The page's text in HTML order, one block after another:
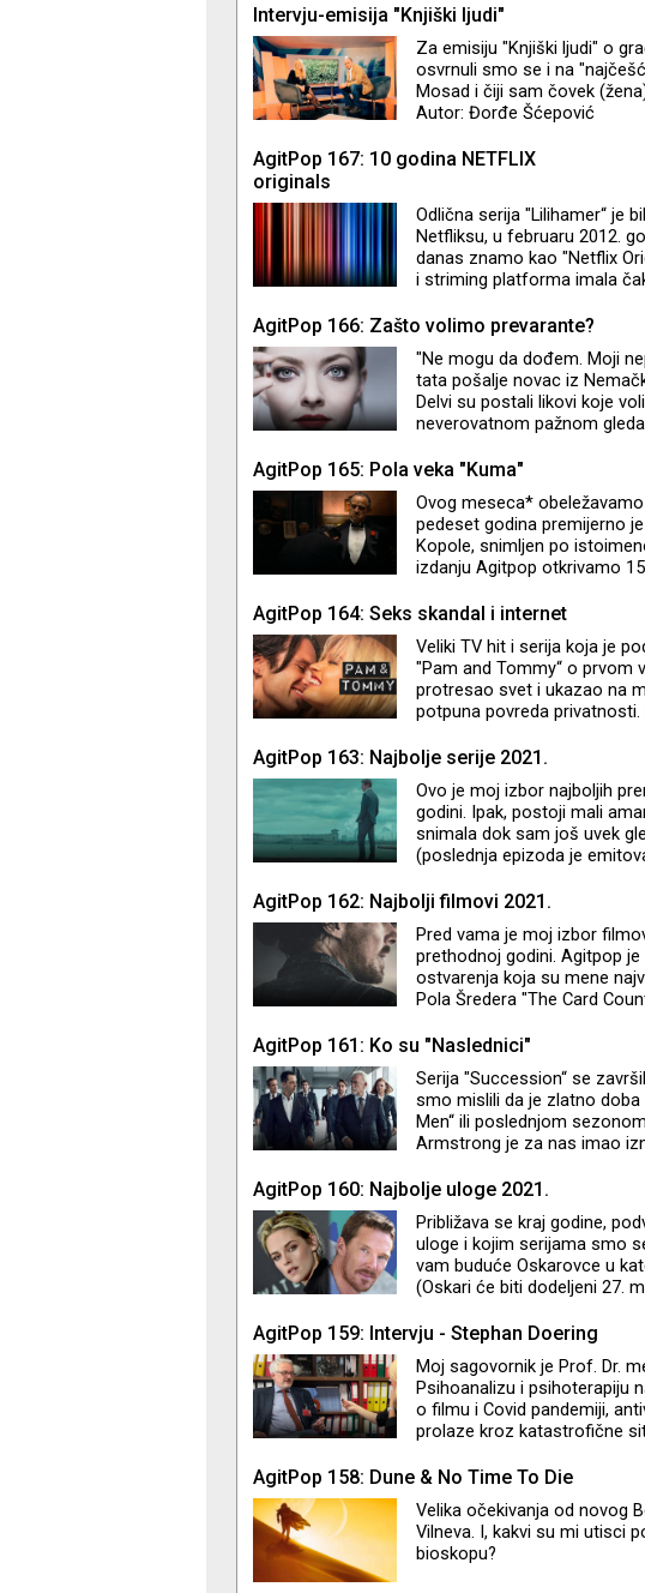
mi je provrio od novotarija
epizode. Ali hajde da ne
(Emisija
Intervju-emisija "Knjiški ljudi"
Za emisiju "Knjiški ljudi" o
osvrnuli smo se i na
Mosad i čiji sam čovek
Autor: Đorđe Šćepović
AgitPop 167: 10 godina NETFLIX
originals
Odlična serija "Lilihamer“ je
Netfliksu, u februaru 2012.
danas znamo kao "Netflix
i striming platforma imala
sezone serija u kratkoj ali
AgitPop 166: Zašto volimo prevarante?
"Ne mogu da dođem. Moji
tata pošalje novac iz
Delvi su postali likovi koje
neverovatnom pažnom
ljudi slični nama, koji su za
Adam i Rebecca Neumann
AgitPop 165: Pola veka "Kuma"
Ovog meseca*
pedeset godina premijerno
Kopole, snimljen po
izdanju Agitpop otkrivamo
AgitPop 164: Seks skandal i internet
Veliki TV hit i serija koja je
"Pam and Tommy“ o prvom
protresao svet i ukazao na
potpuna povreda
dokumentarac. Reditelj je
AgitPop 163: Najbolje serije 2021.
Ovo je moj izbor najboljih
godini. Ipak, postoji mali
snimala dok sam još uvek
(poslednja epizoda je
na trećem mestu godišnje
znaju kao reditelja "This is
AgitPop 162: Najbolji filmovi 2021.
Pred vama je moj izbor
prethodnoj godini. Agitpop
ostvarenja koja su mene
Pola Šredera "The Card
AgitPop 161: Ko su "Naslednici"
Serija "Succession“ se
smo mislili da je zlatno
Men“ ili poslednjom
Armstrong je za nas imao
ponovo čujemo dragi zvuk
godine. Ko su Logan, Kendal,
Greg? "It’s no
AgitPop 160: Najbolje uloge 2021.
Približava se kraj godine,
uloge i kojim serijama smo
vam buduće Oskarovce u
(Oskari će biti dodeljeni 27.
Burbanka u filmu "The
AgitPop 159: Intervju - Stephan Doering
Moj sagovornik je Prof. Dr.
Psihoanalizu i psihoterapiju
o filmu i Covid pandemiji,
prolaze kroz katastrofične
AgitPop 158: Dune & No Time To Die
Velika očekivanja od novog
Vilneva. I, kakvi su mi utisci
bioskopu?